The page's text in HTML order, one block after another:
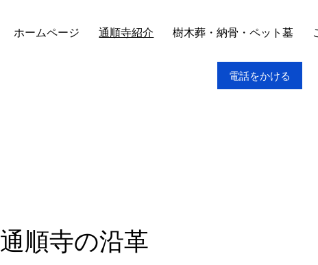
ホームページ 通順寺紹介 樹木葬・納骨・ペット墓
電話をかける
通順寺の沿革